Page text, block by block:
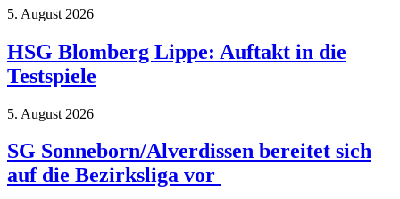
5. August 2026
HSG Blomberg Lippe: Auftakt in die
Testspiele
5. August 2026
SG Sonneborn/Alverdissen bereitet sich
auf die Bezirksliga vor